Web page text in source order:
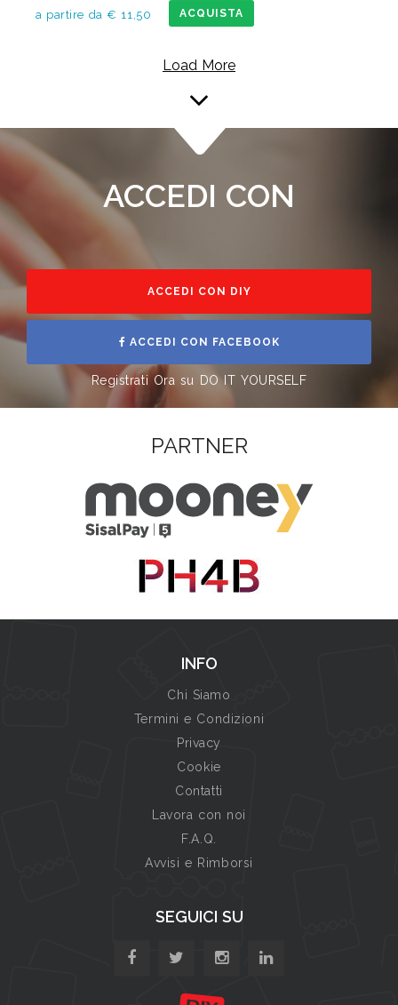
a partire da € 11,50 ACQUISTA
Load More
ACCEDI CON
ACCEDI CON DIY
ACCEDI CON FACEBOOK
Registrati Ora su DO IT YOURSELF
PARTNER
INFO
Chi Siamo
Termini e Condizioni
Privacy
Cookie
Contatti
Lavora con noi
F.A.Q.
Avvisi e Rimborsi
SEGUICI SU